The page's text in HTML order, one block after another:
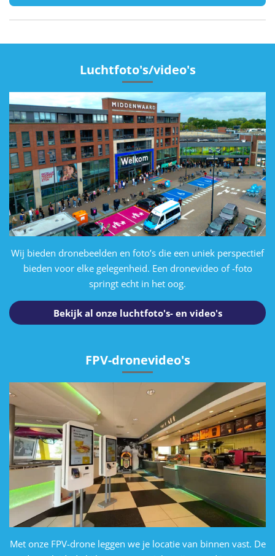
Luchtfoto's/video's
Wij bieden dronebeelden en foto’s die een uniek perspectief
bieden voor elke gelegenheid. Een dronevideo of -foto
springt echt in het oog.
Bekijk al onze luchtfoto's- en video's
FPV-dronevideo's
Met onze FPV-drone leggen we je locatie van binnen vast. De